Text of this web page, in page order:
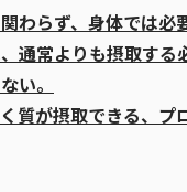
わらず、身体では
通常よりも摂取する
い。
質が摂取できる、プ